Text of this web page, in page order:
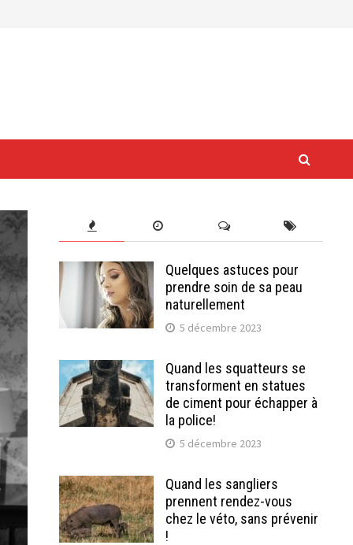
Quelques astuces pour
prendre soin de sa peau
naturellement
5 décembre 2023
Quand les squatteurs se
transforment en statues
de ciment pour échapper à
la police!
5 décembre 2023
Quand les sangliers
prennent rendez-vous
chez le véto, sans prévenir
!